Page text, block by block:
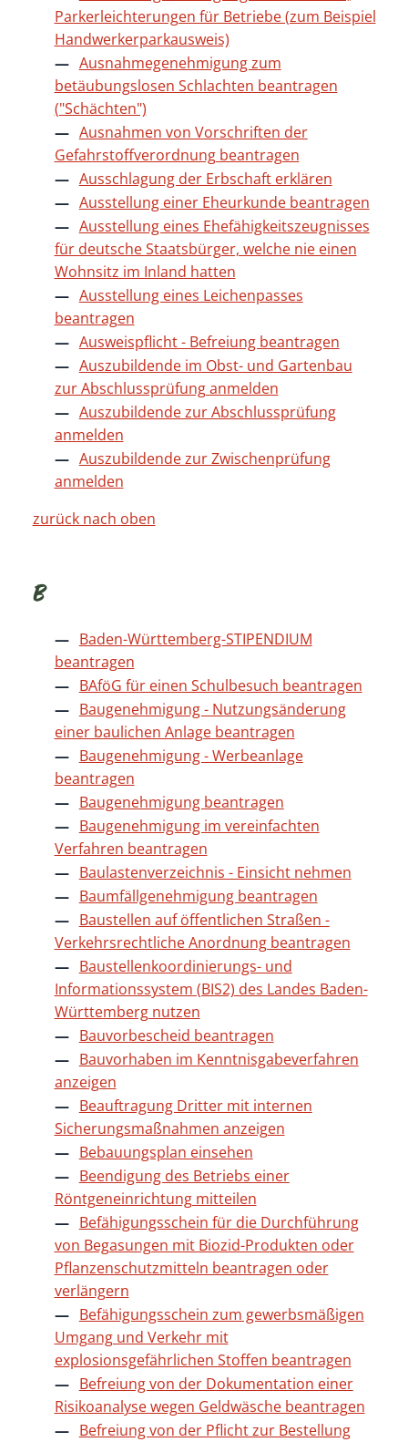
Parkerleichterungen für Betriebe (zum Beispiel
Handwerkerparkausweis)
Ausnahmegenehmigung zum
betäubungslosen Schlachten beantragen
("Schächten")
Ausnahmen von Vorschriften der
Gefahrstoffverordnung beantragen
Ausschlagung der Erbschaft erklären
Ausstellung einer Eheurkunde beantragen
Ausstellung eines Ehefähigkeitszeugnisses
für deutsche Staatsbürger, welche nie einen
Wohnsitz im Inland hatten
Ausstellung eines Leichenpasses
beantragen
Ausweispflicht - Befreiung beantragen
Auszubildende im Obst- und Gartenbau
zur Abschlussprüfung anmelden
Auszubildende zur Abschlussprüfung
anmelden
Auszubildende zur Zwischenprüfung
anmelden
zurück nach oben
B
Baden-Württemberg-STIPENDIUM
beantragen
BAföG für einen Schulbesuch beantragen
Baugenehmigung - Nutzungsänderung
einer baulichen Anlage beantragen
Baugenehmigung - Werbeanlage
beantragen
Baugenehmigung beantragen
Baugenehmigung im vereinfachten
Verfahren beantragen
Baulastenverzeichnis - Einsicht nehmen
Baumfällgenehmigung beantragen
Baustellen auf öffentlichen Straßen -
Verkehrsrechtliche Anordnung beantragen
Baustellenkoordinierungs- und
Informationssystem (BIS2) des Landes Baden-
Württemberg nutzen
Bauvorbescheid beantragen
Bauvorhaben im Kenntnisgabeverfahren
anzeigen
Beauftragung Dritter mit internen
Sicherungsmaßnahmen anzeigen
Bebauungsplan einsehen
Beendigung des Betriebs einer
Röntgeneinrichtung mitteilen
Befähigungsschein für die Durchführung
von Begasungen mit Biozid-Produkten oder
Pflanzenschutzmitteln beantragen oder
verlängern
Befähigungsschein zum gewerbsmäßigen
Umgang und Verkehr mit
explosionsgefährlichen Stoffen beantragen
Befreiung von der Dokumentation einer
Risikoanalyse wegen Geldwäsche beantragen
Befreiung von der Pflicht zur Bestellung